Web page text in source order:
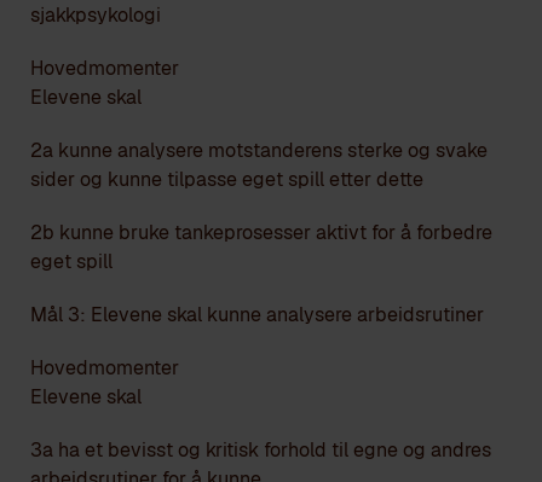
sjakkpsykologi
Hovedmomenter
Elevene skal
2a kunne analysere motstanderens sterke og svake
sider og kunne tilpasse eget spill etter dette
2b kunne bruke tankeprosesser aktivt for å forbedre
eget spill
Mål 3: Elevene skal kunne analysere arbeidsrutiner
Hovedmomenter
Elevene skal
3a ha et bevisst og kritisk forhold til egne og andres